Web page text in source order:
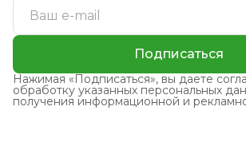
Подписаться
Нажимая «Подписаться», вы даете
обработку указанных персональных
получения информационной и